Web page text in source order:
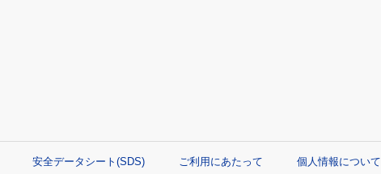
安全データシート(SDS) ご利用にあたって 個人情報について